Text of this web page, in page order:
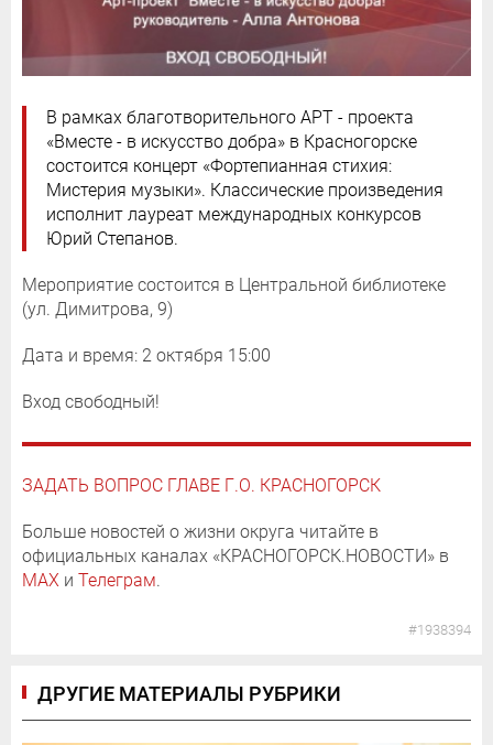
В рамках благотворительного АРТ - проекта
«Вместе - в искусство добра» в Красногорске
состоится концерт «Фортепианная стихия:
Мистерия музыки». Классические произведения
исполнит лауреат международных конкурсов
Юрий Степанов.
Мероприятие состоится в Центральной библиотеке
(ул. Димитрова, 9)
Дата и время: 2 октября 15:00
Вход свободный!
ЗАДАТЬ ВОПРОС ГЛАВЕ Г.О. КРАСНОГОРСК
Больше новостей о жизни округа читайте в
официальных каналах «КРАСНОГОРСК.НОВОСТИ» в
MAX и Телеграм.
#1938394
ДРУГИЕ МАТЕРИАЛЫ РУБРИКИ